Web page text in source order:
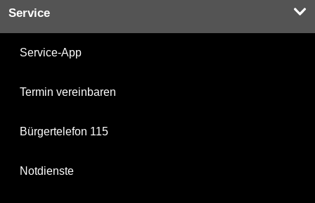
Service
Service-App
Termin vereinbaren
Bürgertelefon 115
Notdienste